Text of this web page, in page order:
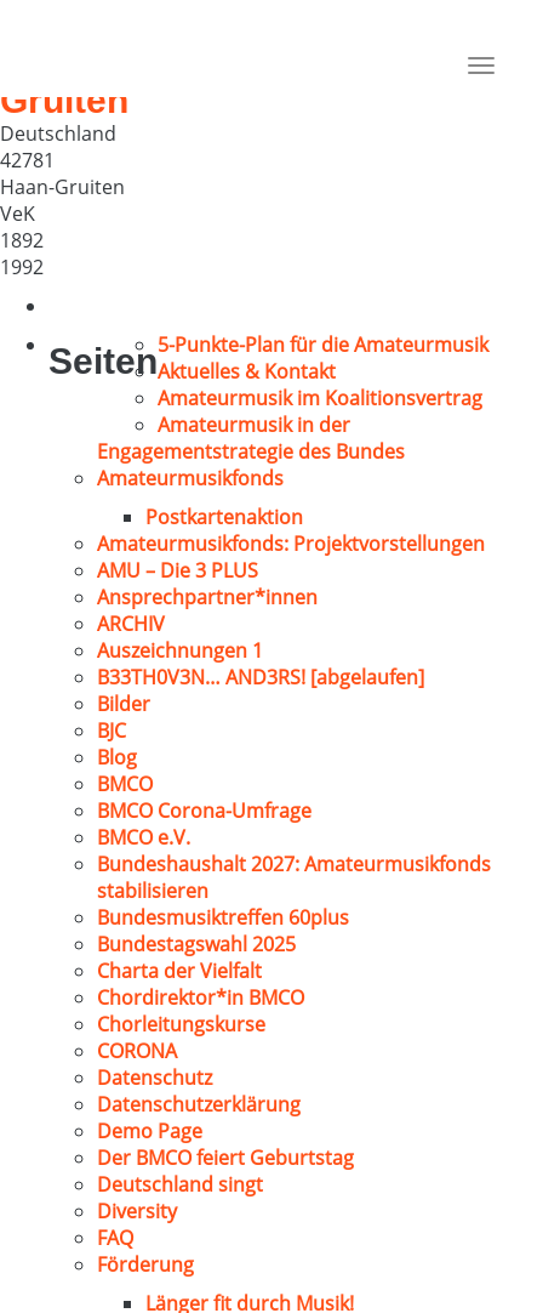
Toggle
Gruiten
Deutschland
42781
Haan-Gruiten
VeK
1892
1992
Seiten5-Punkte-Plan für die Amateurmusik
Aktuelles & Kontakt
Amateurmusik im Koalitionsvertrag
Amateurmusik in der
Engagementstrategie des Bundes
Amateurmusikfonds
Postkartenaktion
Amateurmusikfonds: Projektvorstellungen
AMU – Die 3 PLUS
Ansprechpartner*innen
ARCHIV
Auszeichnungen 1
B33TH0V3N… AND3RS! [abgelaufen]
Bilder
BJC
Blog
BMCO
BMCO Corona-Umfrage
BMCO e.V.
Bundeshaushalt 2027: Amateurmusikfonds
stabilisieren
Bundesmusiktreffen 60plus
Bundestagswahl 2025
Charta der Vielfalt
Chordirektor*in BMCO
Chorleitungskurse
CORONA
Datenschutz
Datenschutzerklärung
Demo Page
Der BMCO feiert Geburtstag
Deutschland singt
Diversity
FAQ
Förderung
Länger fit durch Musik!